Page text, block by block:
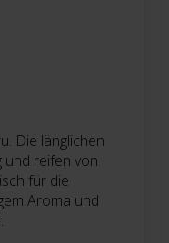
Die länglichen
und reifen von
für die
Aroma und